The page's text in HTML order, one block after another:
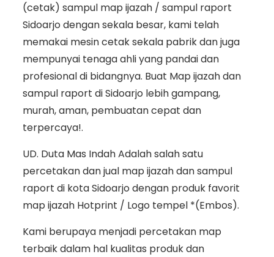
(cetak) sampul map ijazah / sampul raport
Sidoarjo dengan sekala besar, kami telah
memakai mesin cetak sekala pabrik dan juga
mempunyai tenaga ahli yang pandai dan
profesional di bidangnya. Buat Map ijazah dan
sampul raport di Sidoarjo lebih gampang,
murah, aman, pembuatan cepat dan
terpercaya!.
UD. Duta Mas Indah Adalah salah satu
percetakan dan jual map ijazah dan sampul
raport di kota Sidoarjo dengan produk favorit
map ijazah Hotprint / Logo tempel *(Embos).
Kami berupaya menjadi percetakan map
terbaik dalam hal kualitas produk dan